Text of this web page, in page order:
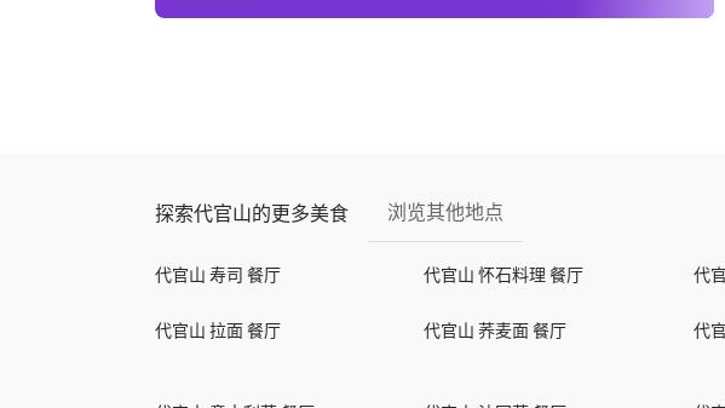
探索代官山的更多美食 浏览其他地点
代官山 寿司 餐厅 代官山 怀石料理 餐厅 代
代官山 拉面 餐厅 代官山 荞麦面 餐厅 代